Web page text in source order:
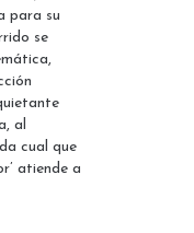
para su
se
al
cual que
atiende a